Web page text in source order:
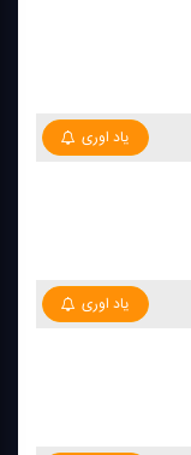
یاد اوری
یاد اوری